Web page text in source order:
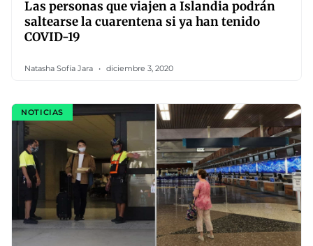
Las personas que viajen a Islandia podrán
saltearse la cuarentena si ya han tenido
COVID-19
Natasha Sofía Jara diciembre 3, 2020
NOTICIAS